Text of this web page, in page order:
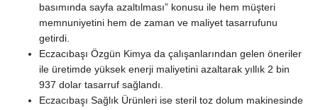
basımında sayfa azaltılması” konusu ile hem müşteri
memnuniyetini hem de zaman ve maliyet tasarrufunu
getirdi.
Eczacıbaşı Özgün Kimya da çalışanlarından gelen öneriler
ile üretimde yüksek enerji maliyetini azaltarak yıllık 2 bin
937 dolar tasarruf sağlandı.
Eczacıbaşı Sağlık Ürünleri ise steril toz dolum makinesinde